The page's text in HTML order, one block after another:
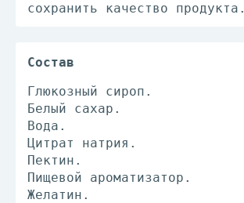
сохранить качество продукта.
Состав
Глюкозный сироп.
Белый сахар.
Вода.
Цитрат натрия.
Пектин.
Пищевой ароматизатор.
Желатин.